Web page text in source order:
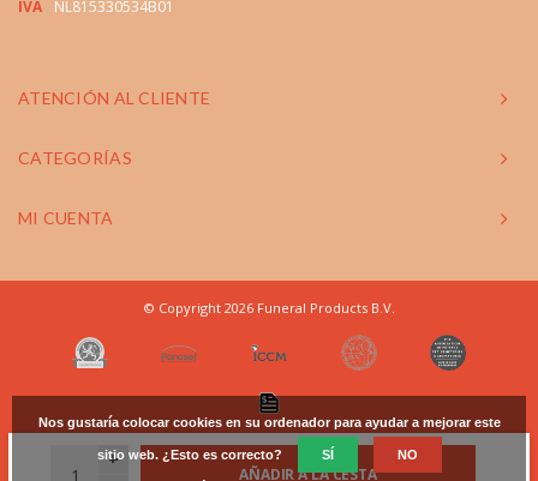
+
AÑADIR A LA CESTA
IVA
NL815330534B01
ATENCIÓN AL CLIENTE
CATEGORÍAS
MI CUENTA
© Copyright 2026 Funeral Products B.V.
Nos gustaría colocar cookies en su ordenador para ayudar a mejorar este
sitio web. ¿Esto es correcto? SÍ NO